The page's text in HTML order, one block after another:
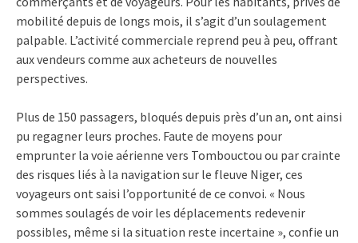
mobilité depuis de longs mois, il s’agit d’un soulagement
palpable. L’activité commerciale reprend peu à peu, offrant
aux vendeurs comme aux acheteurs de nouvelles
perspectives.
Plus de 150 passagers, bloqués depuis près d’un an, ont ainsi
pu regagner leurs proches. Faute de moyens pour
emprunter la voie aérienne vers Tombouctou ou par crainte
des risques liés à la navigation sur le fleuve Niger, ces
voyageurs ont saisi l’opportunité de ce convoi. « Nous
sommes soulagés de voir les déplacements redevenir
possibles, même si la situation reste incertaine », confie un